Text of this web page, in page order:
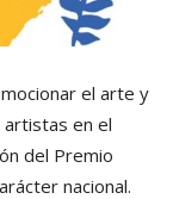
el arte y
en el
del Premio
nacional.